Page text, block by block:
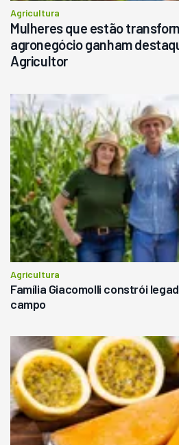
Agricultura
Mulheres que estão
agronegócio ganham
Agricultor
Agricultura
Família Giacomolli constrói
campo